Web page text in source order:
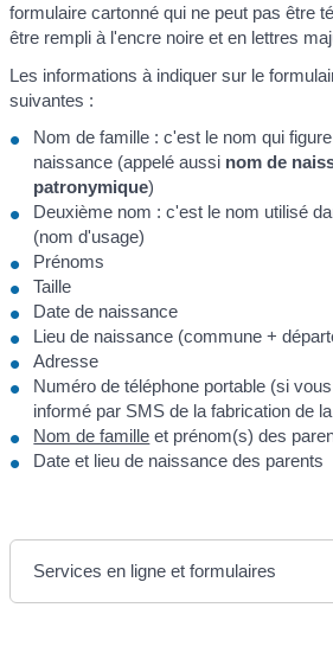
formulaire cartonné qui ne peut pas être
être rempli à l'encre noire et en lettres
Les informations à indiquer sur le
suivantes :
Nom de famille : c'est le nom qui
naissance (appelé aussi nom de
patronymique)
Deuxième nom : c'est le nom utilisé
(nom d'usage)
Prénoms
Taille
Date de naissance
Lieu de naissance (commune +
Adresse
Numéro de téléphone portable (si
informé par SMS de la fabrication de
Nom de famille et prénom(s) des
Date et lieu de naissance des parents
Services en ligne et formulaires